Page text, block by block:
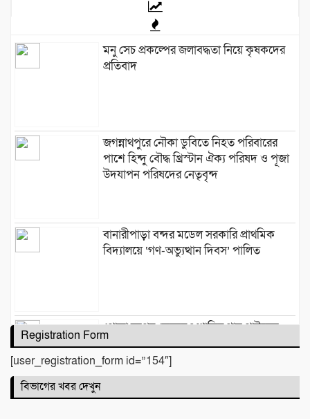
মনু সেচ প্রকল্পের জলাবদ্ধতা নিয়ে কৃষকদের
প্রতিবাদ
জগন্নাথপুরে নৌকা ডুবিতে নিহত পরিবারের
পাশে হিন্দু বৌদ্ধ খ্রিস্টান ঐক্য পরিষদ ও পূজা
উদযাপন পরিষদের নেতৃবৃন্দ
​বানারীপাড়া বন্দর মডেল সরকারি প্রাথমিক
বিদ্যালয়ে ‘গণ-অভ্যুত্থান দিবস’ পালিত
পোড়া স্বপ্নের ভেতরেও শান্তির গান গাইলেন
রাহুল আনন্দ
Registration Form
[user_registration_form id=”154″]
বিভাগের খবর দেখুন